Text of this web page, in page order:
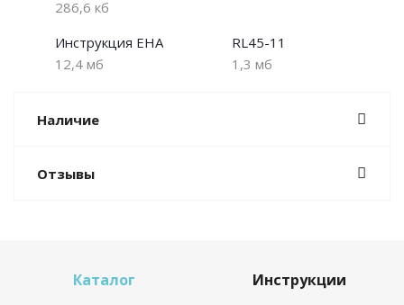
286,6 кб
Инструкция EHA
12,4 мб
RL45-11
1,3 мб
Наличие
Отзывы
Каталог Инструкции